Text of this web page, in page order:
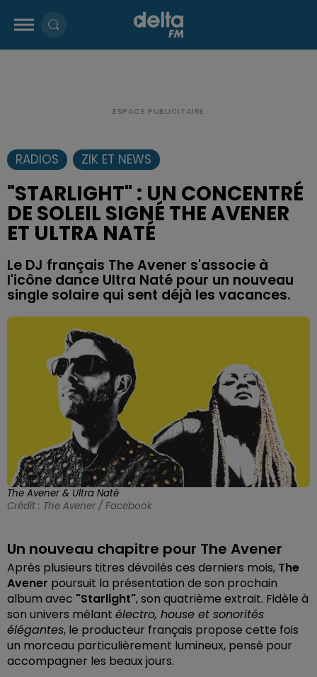
RADIOS ZIK ET NEWS
"STARLIGHT" : UN CONCENTRÉ
DE SOLEIL SIGNÉ THE AVENER
ET ULTRA NATÉ
Le DJ français The Avener s'associe à
l'icône dance Ultra Naté pour un nouveau
single solaire qui sent déjà les vacances.
The Avener & Ultra Naté
Crédit : The Avener / Facebook
Un nouveau chapitre pour The Avener
Après plusieurs titres dévoilés ces derniers mois, The
Avener poursuit la présentation de son prochain
album avec "Starlight", son quatrième extrait. Fidèle à
son univers mêlant électro, house et sonorités
élégantes, le producteur français propose cette fois
un morceau particulièrement lumineux, pensé pour
accompagner les beaux jours.